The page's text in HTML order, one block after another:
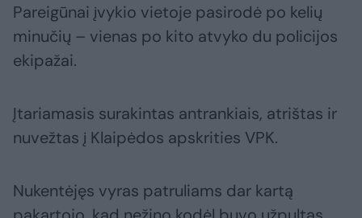
Pareigūnai įvykio vietoje pasirodė po kelių
minučių – vienas po kito atvyko du policijos
ekipažai.
Įtariamasis surakintas antrankiais, atrištas ir
nuvežtas į Klaipėdos apskrities VPK.
Nukentėjęs vyras patruliams dar kartą